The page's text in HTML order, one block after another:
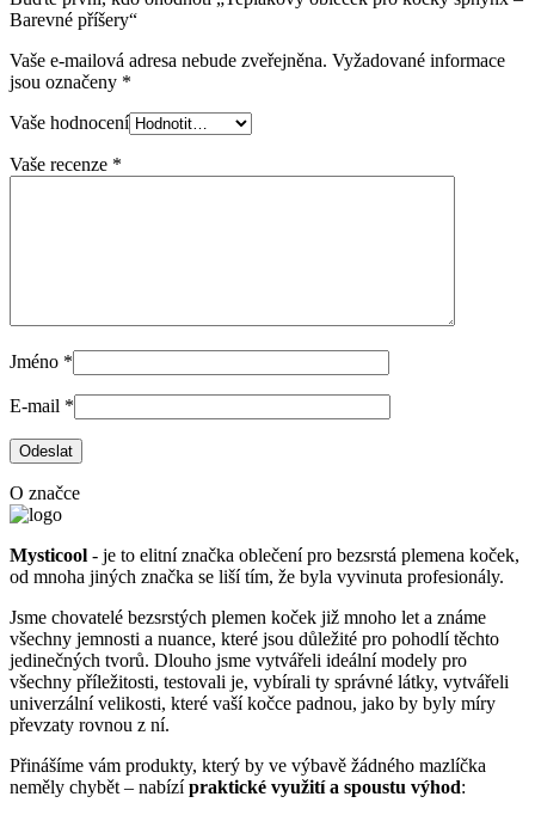
Barevné příšery“
Vaše e-mailová adresa nebude zveřejněna. Vyžadované informace
jsou označeny *
Vaše hodnocení
Vaše recenze *
Jméno *
E-mail *
O značce
Mysticool - je to elitní značka oblečení pro bezsrstá plemena koček,
od mnoha jiných značka se liší tím, že byla vyvinuta profesionály.
Jsme chovatelé bezsrstých plemen koček již mnoho let a známe
všechny jemnosti a nuance, které jsou důležité pro pohodlí těchto
jedinečných tvorů. Dlouho jsme vytvářeli ideální modely pro
všechny příležitosti, testovali je, vybírali ty správné látky, vytvářeli
univerzální velikosti, které vaší kočce padnou, jako by byly míry
převzaty rovnou z ní.
Přinášíme vám produkty, který by ve výbavě žádného mazlíčka
neměly chybět – nabízípraktické využití a spoustu výhod: